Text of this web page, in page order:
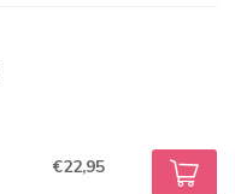
€22,95